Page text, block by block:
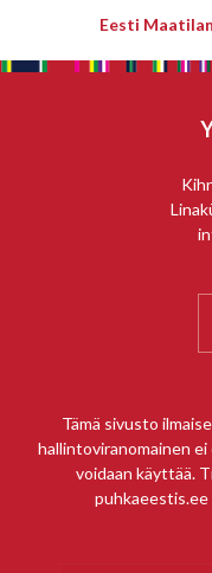
Eesti
Tämä sivusto
hallintoviranomainen
voidaan käyttää.